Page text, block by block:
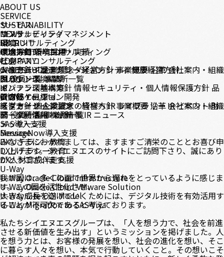
ABOUT US
SERVICE
サービス
コンサルティング
DX コンサルティング
テクノロジーコンサルティング
ビジネスコンサルティング
システムインテグレーション
クラウド環境構築
インフラ環境構築
アプリケーション開発
モダナイゼーション
データ利活用・分析
SAS導入支援
ServiceNow導入支援
DXリテラシー教育
DXリテラシー教育
DX人材育成伴走支援
U-Way
U-Way Oracle Cloud Infrastructure
U-Way Oracle Cloud VMware Solution
U-Way Lite OCI Model
U-Way Migration to SAS Viya
SUSTAINABILITY
サステナビリティマネジメント
環境
環境方針環境目標・実績
社会
人権方針・調達方針ダイバーシティ健康経営方針
ガバナンス
ガバナンス基本方針情報セキュリティ・個人情報保護方針 品
質方針・目標
NEWS
RECRUIT
中途採用新卒採用
CONTACT
COMPANY
メッセージ企業理念・経営方針事業概要沿革会社案内・組織
図役員一覧事業所一覧
CASE STUDY
BLOG
IR
IR情報
経営方針個人投資家の皆様へIR ライブラリーIR イベント財
務・業績情報株式情報IR ニュース
© CNS Co., Ltd.
メッセージ企業理念・経営方針事業概要沿革会社案内・組織
図役員一覧事業所一覧
メッセージ
Message
みなさまにおかれましては、ますますご清栄のこととお喜び申
し上げます。シイエヌエスのサイトにご訪問下さり、誠にあり
がとうございます。
我が国は、多くの面で世界から遅れをとっているように感じま
す。この国を活性化させ、
大きな成長を遂げていくためには、デジタル技術を有効活用す
ることが不可欠であると考えております。
私たちシイエヌエスグループは、「人を想う力で、社会を前進
させる新価値を生み出す」というミッションを掲げました。人
を想う力とは、お客様の発展を想い、社会の進化を想い、そこ
に暮らす人々を想い、本気で行動していくこと。その想いこそ